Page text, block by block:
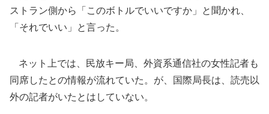
ストラン側から「このボトルでいいですか」と聞かれ、
「それでいい」と言った。
ネット上では、民放キー局、外資系通信社の女性記者も
同席したとの情報が流れていた。が、国際局長は、読売以
外の記者がいたとはしていない。